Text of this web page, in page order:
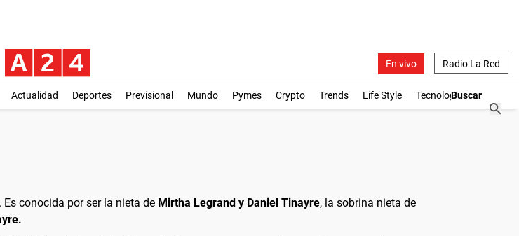
En vivo Radio La Red
Actualidad Deportes Previsional Mundo Pymes Crypto Trends Life Style Tecnología
conocida por ser la nieta de Mirtha Legrand y Daniel Tinayre, la sobrina nieta de